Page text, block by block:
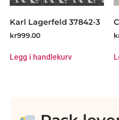
Karl Lagerfeld 37842-3
kr999.00
Legg i handlekurv